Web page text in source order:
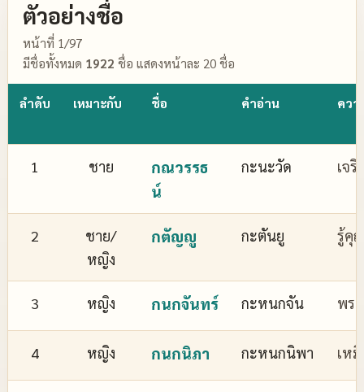
ตัวอย่างชื่อ
หน้าที่ 1/97
มีชื่อทั้งหมด 1922 ชื่อ แสดงหน้าละ 20 ชื่อ
ลำดับ เหมาะกับ ชื่อ คำอ่าน คว
1 ชาย
กณวรรธ
น์
กะนะวัด เจ
2
ชาย/
หญิง
กตัญญู กะตันยู รู้คุ
3 หญิง กนกจันทร์ กะหนกจัน พร
4 หญิง กนกนิภา กะหนกนิพา เห